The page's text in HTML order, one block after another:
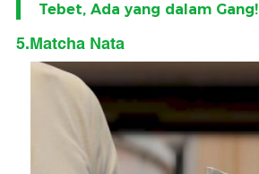
Tebet, Ada yang dalam Gang!
5.Matcha Nata